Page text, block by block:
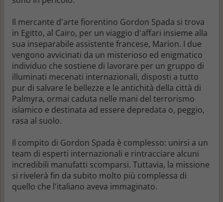
Il mercante d'arte fiorentino Gordon Spada si trova
in Egitto, al Cairo, per un viaggio d'affari insieme alla
sua inseparabile assistente francese, Marion. I due
vengono avvicinati da un misterioso ed enigmatico
individuo che sostiene di lavorare per un gruppo di
illuminati mecenati internazionali, disposti a tutto
pur di salvare le bellezze e le antichità della città di
Palmyra, ormai caduta nelle mani del terrorismo
islamico e destinata ad essere depredata o, peggio,
rasa al suolo.
Il compito di Gordon Spada è complesso: unirsi a un
team di esperti internazionali e rintracciare alcuni
incredibili manufatti scomparsi. Tuttavia, la missione
si rivelerà fin da subito molto più complessa di
quello che l'italiano aveva immaginato.